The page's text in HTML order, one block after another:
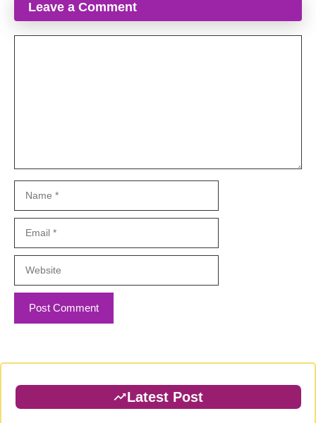
Leave a Comment
Latest Post